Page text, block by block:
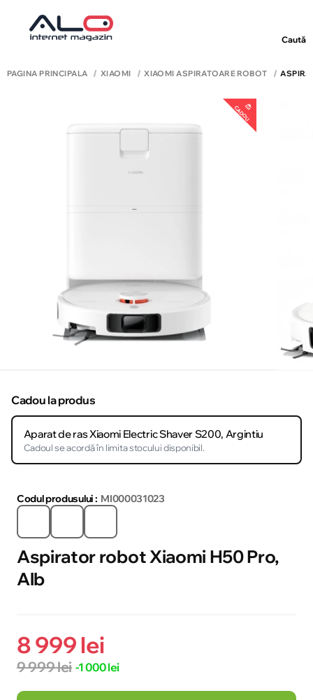
Caută
PAGINA PRINCIPALĂ XIAOMI XIAOMI ASPIRATOARE ROBOT
CADOU
Cadou la produs
Aparat de ras Xiaomi Electric Shaver S200, Argintiu
Cadoul se acordă în limita stocului disponibil.
Codul produsului : MI000031023
Aspirator robot Xiaomi H50 Pro,
Alb
8 999 lei
9 999 lei -1 000 lei